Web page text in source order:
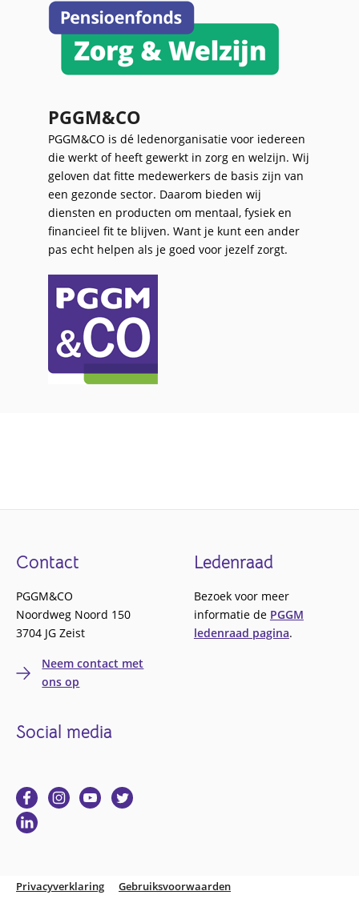
PGGM&CO
PGGM&CO is dé ledenorganisatie voor iedereen
die werkt of heeft gewerkt in zorg en welzijn. Wij
geloven dat fitte medewerkers de basis zijn van
een gezonde sector. Daarom bieden wij
diensten en producten om mentaal, fysiek en
financieel fit te blijven. Want je kunt een ander
pas echt helpen als je goed voor jezelf zorgt.
Footer
Contact
PGGM&CO
Noordweg Noord 150
3704 JG Zeist
Neem contact met
ons op
Ledenraad
Bezoek voor meer
informatie de PGGM
ledenraad pagina.
Social media
Ga
naar
Facebook
Ga
Ga
Ga
Ga
Privacyverklaring Gebruiksvoorwaarden